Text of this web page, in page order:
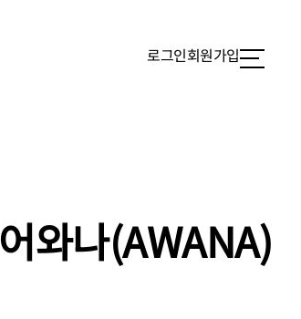
로그인회원가입
어와나(AWANA)